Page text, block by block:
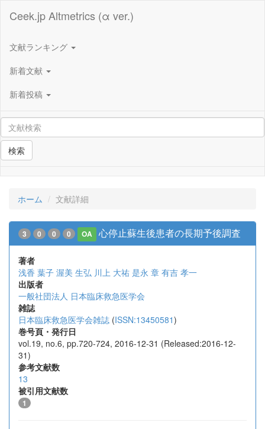
Ceek.jp Altmetrics (α ver.)
文献ランキング
新着文献
新着投稿
検索
ホーム 文献詳細
3 0 0 0 OA 心停止蘇生後患者の長期予後調査
著者
浅香 葉子 渥美 生弘 川上 大祐 是永 章 有吉 孝一
出版者
一般社団法人 日本臨床救急医学会
雑誌
日本臨床救急医学会雑誌 (ISSN:13450581)
巻号頁・発行日
vol.19, no.6, pp.720-724, 2016-12-31 (Released:2016-12-
31)
参考文献数
13
被引用文献数
1